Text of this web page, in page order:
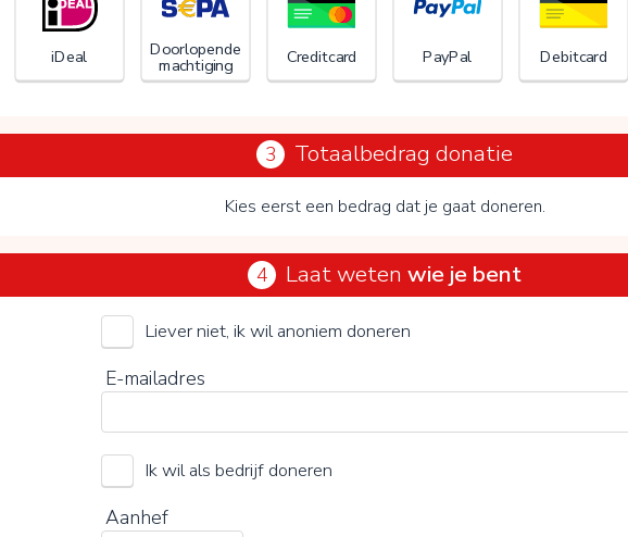
iDeal Doorlopende
machtiging Creditcard PayPal Debitcard
3 Totaalbedrag donatie
Kies eerst een bedrag dat je gaat doneren.
Radio Dabanga
Kies je vrijwillige bijdrage
0%
4 Laat weten wie je bent
Liever niet, ik wil anoniem doneren
E-mailadres
Ik wil als bedrijf doneren
Aanhef